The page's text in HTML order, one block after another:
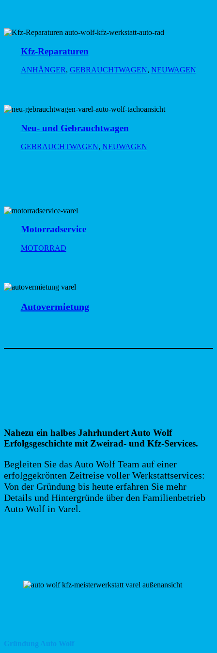
Kfz-Reparaturen
ANHÄNGER, GEBRAUCHTWAGEN, NEUWAGEN
Neu- und Gebrauchtwagen
GEBRAUCHTWAGEN, NEUWAGEN
Motorradservice
MOTORRAD
Autovermietung
Nahezu ein halbes Jahrhundert Auto Wolf
Erfolgsgeschichte mit Zweirad- und Kfz-Services.
Begleiten Sie das Auto Wolf Team auf einer
erfolggekrönten Zeitreise voller Werkstattservices:
Von der Gründung bis heute erfahren Sie mehr
Details und Hintergründe über den Familienbetrieb
Auto Wolf in Varel.
Gründung Auto Wolf